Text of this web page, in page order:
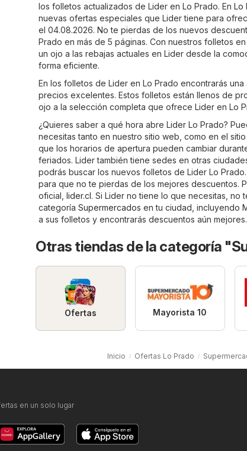
los folletos actualizados de Lider en Lo Prado. En Lo
nuevas ofertas especiales que Lider tiene para
el 04.08.2026. No te pierdas de los nuevos
Prado en más de 5 páginas. Con nuestros folletos
un ojo a las rebajas actuales en Lider desde la
forma eficiente.
En los folletos de Lider en Lo Prado encontrarás
precios excelentes. Estos folletos están llenos de
ojo a la selección completa que ofrece Lider en Lo
¿Quieres saber a qué hora abre Lider Lo Prado?
necesitas tanto en nuestro sitio web, como en el sitio
que los horarios de apertura pueden cambiar
feriados. Lider también tiene sedes en otras
podrás buscar los nuevos folletos de Lider Lo
para que no te pierdas de los mejores descuentos.
oficial, lider.cl. Si Lider no tiene lo que necesitas, no
categoría Supermercados en tu ciudad, incluyendo
a sus folletos y encontrarás descuentos aún mejores.
Otras tiendas de la categoría
Ofertas Mayorista 10
Inicio Ofertas Lo Prado
en un solo lugar